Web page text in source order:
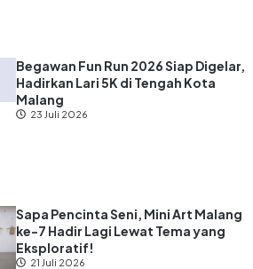
Begawan Fun Run 2026 Siap Digelar,
Hadirkan Lari 5K di Tengah Kota
Malang
23 Juli 2026
Sapa Pencinta Seni, Mini Art Malang
ke-7 Hadir Lagi Lewat Tema yang
Eksploratif!
21 Juli 2026